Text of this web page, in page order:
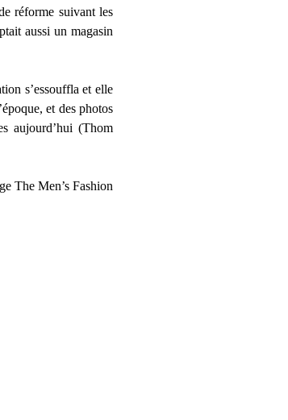
réforme suivant les
aussi un magasin
s’essouffla et elle
et des photos
aujourd’hui (Thom
The Men’s Fashion